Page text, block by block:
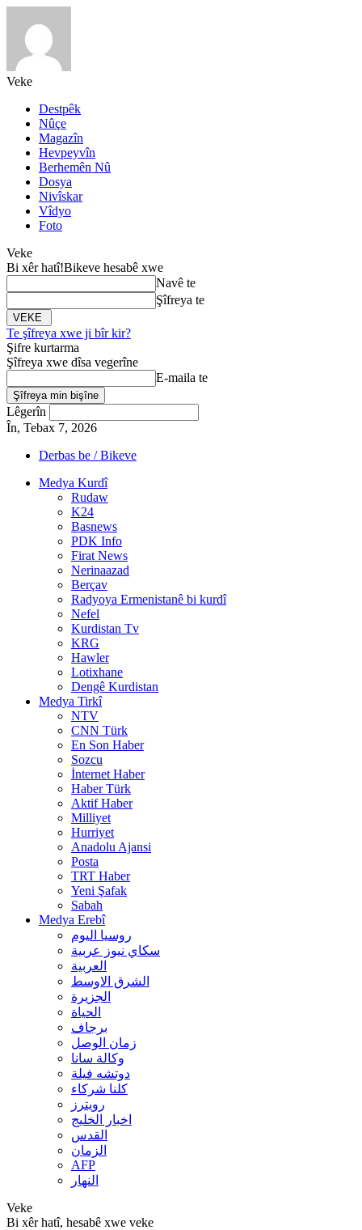
Veke
Destpêk
Nûçe
Magazîn
Hevpeyvîn
Berhemên Nû
Dosya
Nivîskar
Vîdyo
Foto
Veke
Bi xêr hatî!Bikeve hesabê xwe
Navê te
Şîfreya te
Te şîfreya xwe ji bîr kir?
Şifre kurtarma
Şîfreya xwe dîsa vegerîne
E-maila te
Lêgerîn
În, Tebax 7, 2026
Derbas be / Bikeve
Medya Kurdî
Rudaw
K24
Basnews
PDK Info
Firat News
Nerinaazad
Berçav
Radyoya Ermenistanê bi kurdî
Nefel
Kurdistan Tv
KRG
Hawler
Lotixhane
Dengê Kurdistan
Medya Tirkî
NTV
CNN Türk
En Son Haber
Sozcu
İnternet Haber
Haber Türk
Aktif Haber
Milliyet
Hurriyet
Anadolu Ajansi
Posta
TRT Haber
Yeni Şafak
Sabah
Medya Erebî
روسیا الیوم
سكاي نيوز عربية
العربية
الشرق الاوسط
الجزيرة
الحیاة
برجاف
زمان الوصل
وکالة سانا
دوتشه فیلة
کلنا شرکاء
رويترز
اخبار الخلیج
القدس
الزمان
AFP
النهار
Veke
Bi xêr hatî, hesabê xwe veke